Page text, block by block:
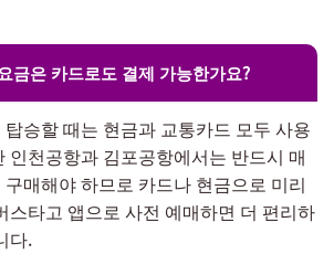
금은 카드로도 결제 가능한가요?
승할 때는 현금과 교통카드 모두 사용
인천공항과 김포공항에서는 반드시 매
매해야 하므로 카드나 현금으로 미리
스타고 앱으로 사전 예매하면 더 편리하
다.